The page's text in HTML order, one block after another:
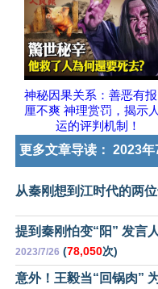
神秘因果关系：善恶有
厘不爽 神理赏罚，揭示
运的评判机制！
更多文章导读： 2023年
从秦刚想到江时代的两
提到秦刚怕变“阳” 发言
2023/7/26 (78,050次)
意外！王毅当“回锅肉”